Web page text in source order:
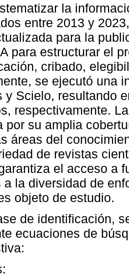
la
entre 2013 y
para la
para estructurar el
cribado,
se ejecutó una
y Scielo, resultando
respectivamente.
por su amplia
áreas del
de revistas
el acceso a
a la diversidad de
objeto de estudio.
de identificación,
ecuaciones de